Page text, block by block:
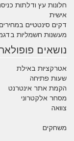
חלונות עץ ודלתות
אישית
דקים סינטטיים
מעשנות חשמליות
נושאים
אטרקציות באילת
שעות פתיחה
הקמת אתר אינטרנט
מסחר אלקטרוני
צוואה
משחקים